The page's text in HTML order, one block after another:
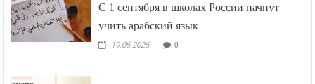
С 1 сентября в школах России начнут
учить арабский язык
19.06.2026 0